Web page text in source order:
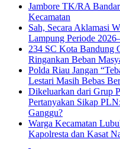
Jambore TK/RA
Kecamatan
Sah, Secara Aklamasi
Lampung Periode
234 SC Kota Bandung
Ringankan Beban
Polda Riau Jangan
Lestari Masih Bebas
Dikeluarkan dari Grup
Pertanyakan Sikap
Ganggu?
Warga Kecamatan
Kapolresta dan Kasat